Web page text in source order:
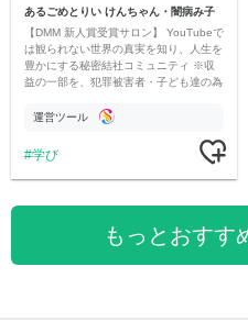
あるごめとりい けんちゃん・闇病み子
【DMM 新人賞受賞サロン】 YouTubeで
は観られない世界の真実を知り、人生を
豊かにする秘密結社コミュニティ ※収
益の一部を、犯罪被害者・子ども達の為
す運営ツール
学び
もっとおすす